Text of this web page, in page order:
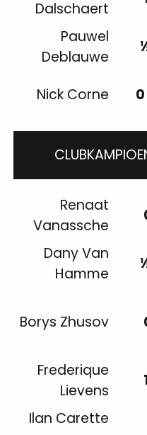
Dalschaert
Pauwel
Deblauwe
Nick Corne
Renaat
Vanassche
Dany Van
Hamme
Borys Zhusov
Frederique
Lievens
Ilan Carette